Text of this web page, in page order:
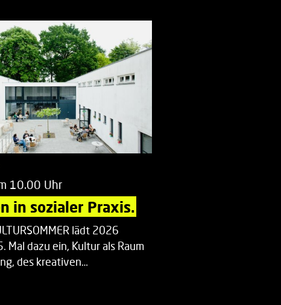
10.00 Uhr
in sozialer Praxis.
lädt 2026
Mal dazu ein, Kultur als Raum
des kreativen…